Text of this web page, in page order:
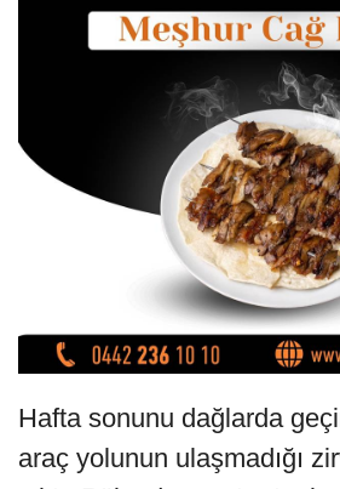
Hafta sonunu dağlarda
araç yolunun ulaşmadığı